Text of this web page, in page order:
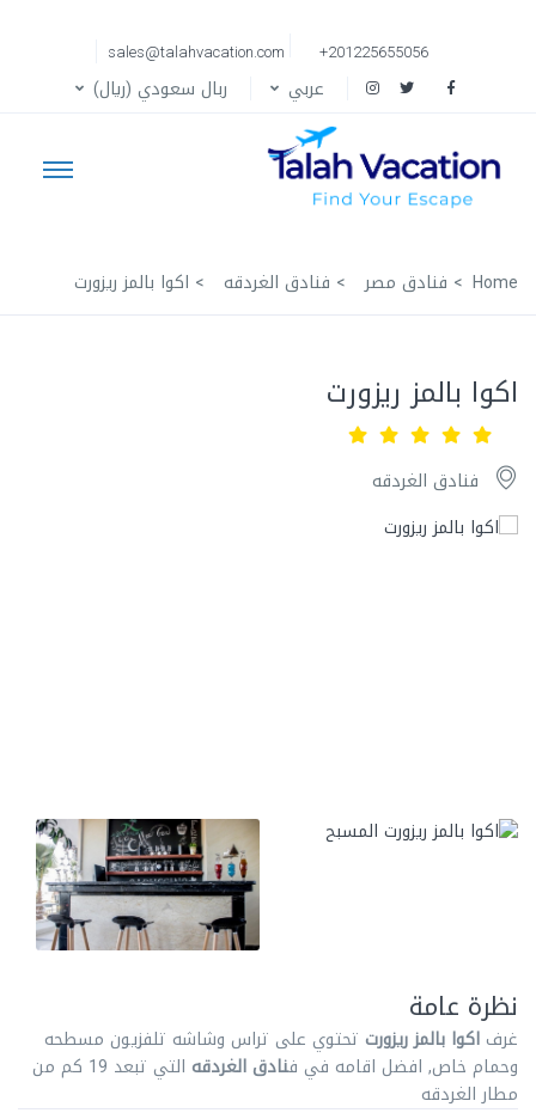
+201225655056
sales@talahvacation.com
عربي ربال سعودي (ريال)
Home فنادق مصر فنادق الغردقه اكوا بالمز ريزورت
اكوا بالمز ريزورت
فنادق الغردقه
نظرة عامة
غرف اكوا بالمز ريزورت تحتوي على تراس وشاشه تلفزيون مسطحه
وحمام خاص, افضل اقامه في فنادق الغردقه
التي تبعد 19 كم من
مطار الغردقه